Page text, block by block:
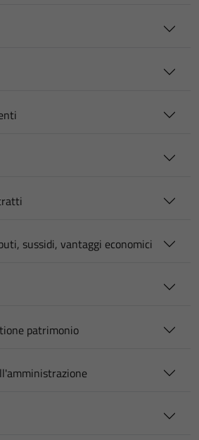
sussidi, vantaggi economici
patrimonio